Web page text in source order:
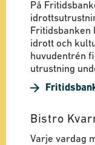
På
Fritidsbanken
idrott och
huvudentrén
utrustning
Bistro
Varje vardag